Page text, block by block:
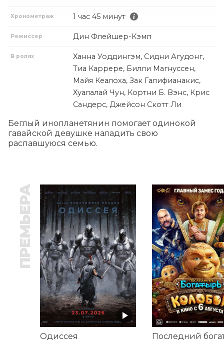
Хронометраж 1 час 45 минут
Режиссер Дин Флейшер-Кэмп
В ролях
Ханна Уоддингэм, Сидни Агудонг,
Тиа Каррере, Билли Магнуссен,
Майя Кеалоха, Зак Галифианакис,
Хуалалай Чун, Кортни Б. Вэнс, Крис
Сандерс, Джейсон Скотт Ли
Беглый инопланетянин помогает одинокой
гавайской девушке наладить свою
распавшуюся семью.
ПРЕМЬЕРА
Одиссея